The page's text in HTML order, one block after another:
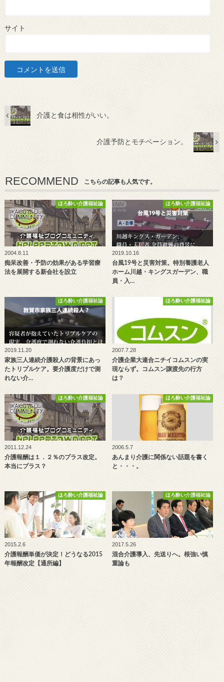
サイト
介護と食は相性がいい。
介護予防とモチベーション。
RECOMMEND こちらの記事も人気です。
ほろ酔い介護福祉論
2004.8.11
痴呆改善・予防の効果がある学習療
法を展開する新会社を設立
ほろ酔い介護福祉論
2019.10.16
台風19号と災害対策。特別養護老人
ホーム川越・キングスガーデン、職
員・入…
ほろ酔い介護福祉論
2019.11.20
家族三人連続介護殺人の背景にあっ
たトリプルケア。要介護度だけで測
れない介…
ほろ酔い介護福祉論
2007.7.28
介護企業大連合ニチイコムスンの実
現ならず。コムスン譲渡先の行方
は？
ほろ酔い介護福祉論
2011.12.24
介護報酬は１．２％のプラス改定。
本当にプラス？
ほろ酔い介護福祉論
2006.5.7
あんまり介護に関係ない話題を書く
と・・・。
ほろ酔い介護福祉論
2015.2.6
介護報酬単価が決定！どうなる2015
年報酬改定【通所編】
ほろ酔い介護福祉論
2017.5.26
混合介護導入、先送りへ。根強い慎
重論も